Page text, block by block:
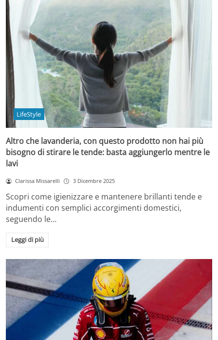
LifeStyle
Altro che lavanderia, con questo prodotto non hai più
bisogno di stirare le tende: basta aggiungerlo mentre le
lavi
Clarissa Missarelli 3 Dicembre 2025
Scopri come igienizzare e mantenere brillanti tende e
indumenti con semplici accorgimenti domestici,
seguendo le…
Leggi di più